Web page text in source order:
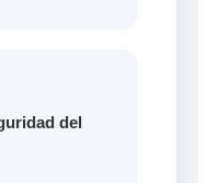
del